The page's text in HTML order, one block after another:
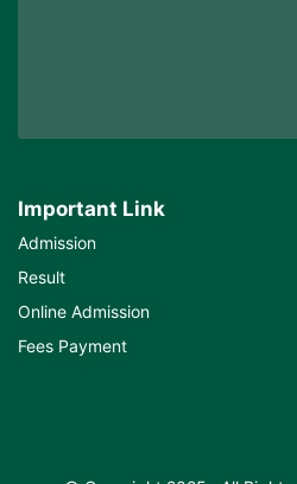
Important Link
Admission
Result
Online Admission
Fees Payment